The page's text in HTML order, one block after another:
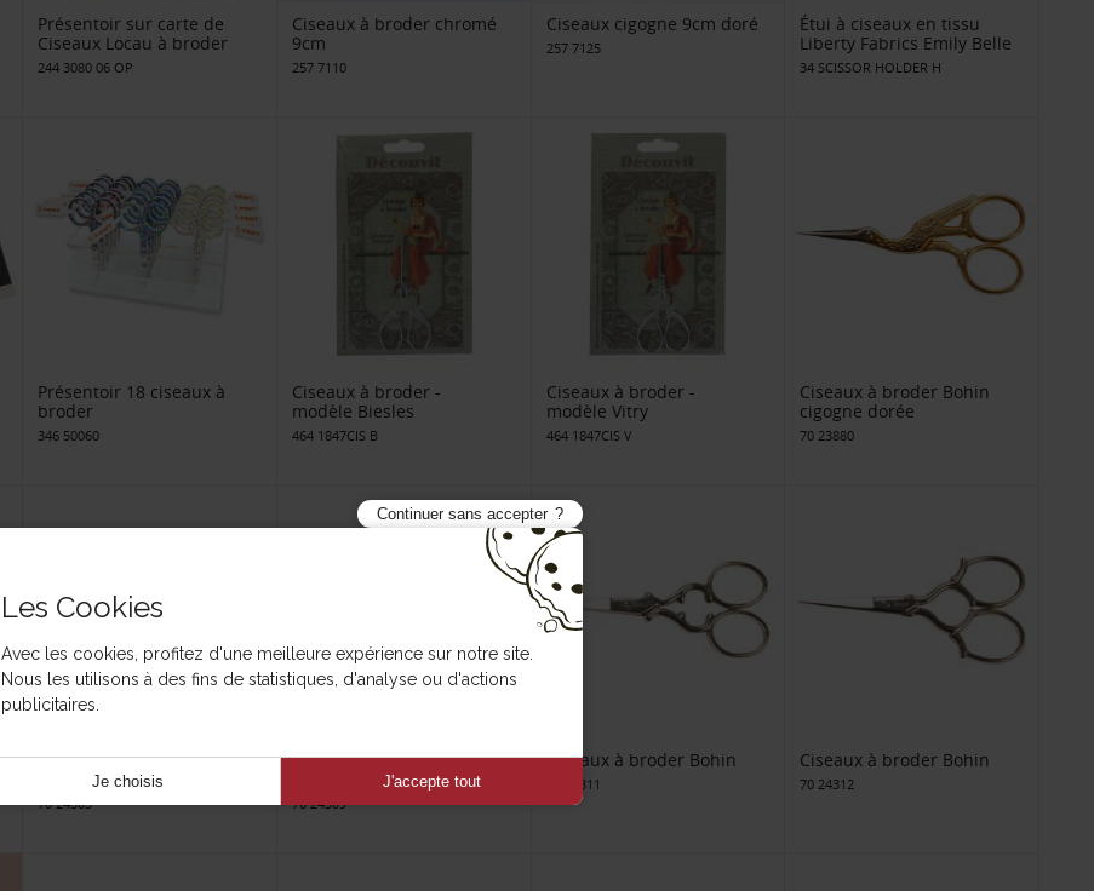
Présentoir sur carte de
Ciseaux Locau à broder
244 3080 06 OP
Ciseaux à broder chromé
9cm
257 7110
Ciseaux cigogne 9cm doré
257 7125
Étui à ciseaux en tissu
Liberty Fabrics Emily Belle
34 SCISSOR HOLDER H
Présentoir 18 ciseaux à
broder
346 50060
Ciseaux à broder -
modèle Biesles
464 1847CIS B
Ciseaux à broder -
modèle Vitry
464 1847CIS V
Ciseaux à broder Bohin
cigogne dorée
70 23880
Ciseaux à broder
"Giakarta"
70 24303
Coffret de ciseaux à
broder Bohin
70 24309
Ciseaux à broder Bohin
70 24311
Ciseaux à broder Bohin
70 24312
Continuer sans accepter
Les Cookies
Avec les cookies, profitez d'une meilleure expérience sur notre site.
Nous les utilisons à des fins de statistiques, d'analyse ou d'actions
publicitaires.
Je choisis J'accepte tout